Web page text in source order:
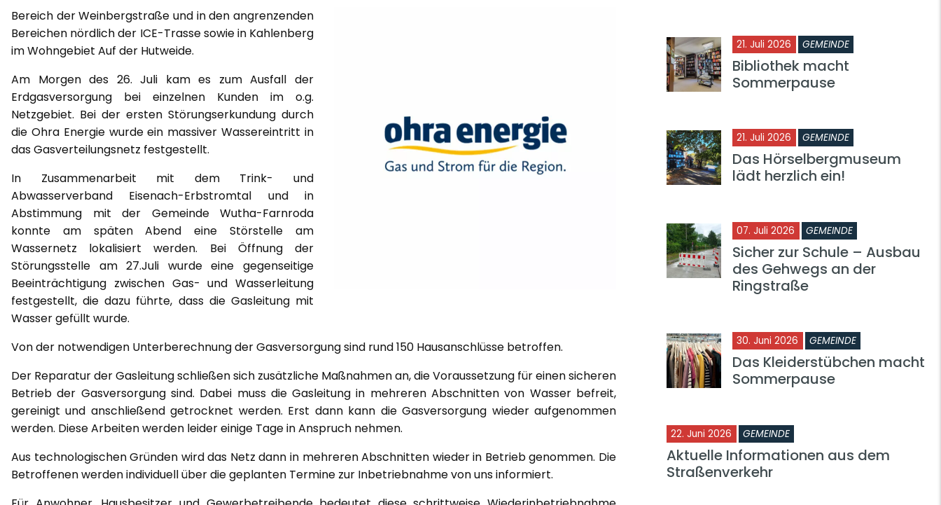
Bereich der Weinbergstraße und in den angrenzenden
Bereichen nördlich der ICE-Trasse sowie in Kahlenberg
im Wohngebiet Auf der Hutweide.
Am Morgen des 26. Juli kam es zum Ausfall der
Erdgasversorgung bei einzelnen Kunden im o.g.
Netzgebiet. Bei der ersten Störungserkundung durch
die Ohra Energie wurde ein massiver Wassereintritt in
das Gasverteilungsnetz festgestellt.
In Zusammenarbeit mit dem Trink- und
Abwasserverband Eisenach-Erbstromtal und in
Abstimmung mit der Gemeinde Wutha-Farnroda
konnte am späten Abend eine Störstelle am
Wassernetz lokalisiert werden. Bei Öffnung der
Störungsstelle am 27.Juli wurde eine gegenseitige
Beeinträchtigung zwischen Gas- und Wasserleitung
festgestellt, die dazu führte, dass die Gasleitung mit
Wasser gefüllt wurde.
Von der notwendigen Unterberechnung der Gasversorgung sind rund 150 Hausanschlüsse betroffen.
Der Reparatur der Gasleitung schließen sich zusätzliche Maßnahmen an, die Voraussetzung für einen sicheren
Betrieb der Gasversorgung sind. Dabei muss die Gasleitung in mehreren Abschnitten von Wasser befreit,
gereinigt und anschließend getrocknet werden. Erst dann kann die Gasversorgung wieder aufgenommen
werden. Diese Arbeiten werden leider einige Tage in Anspruch nehmen.
Aus technologischen Gründen wird das Netz dann in mehreren Abschnitten wieder in Betrieb genommen. Die
Betroffenen werden individuell über die geplanten Termine zur Inbetriebnahme von uns informiert.
21. Juli 2026 GEMEINDE
Bibliothek macht
Sommerpause
21. Juli 2026 GEMEINDE
Das Hörselbergmuseum
lädt herzlich ein!
07. Juli 2026 GEMEINDE
Sicher zur Schule – Ausbau
des Gehwegs an der
Ringstraße
30. Juni 2026 GEMEINDE
Das Kleiderstübchen macht
Sommerpause
22. Juni 2026 GEMEINDE
Aktuelle Informationen aus dem
Straßenverkehr